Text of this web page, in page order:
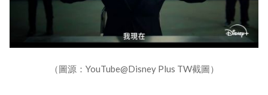
（圖源：YouTube@Disney Plus TW截圖）